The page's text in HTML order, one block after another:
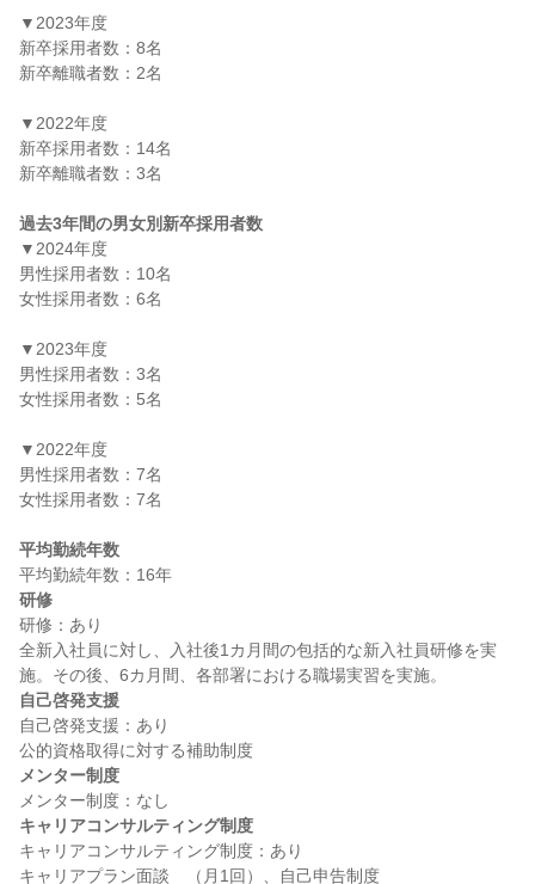
▼2023年度
新卒採用者数：8名
新卒離職者数：2名
▼2022年度
新卒採用者数：14名
新卒離職者数：3名
過去3年間の男女別新卒採用者数
▼2024年度
男性採用者数：10名
女性採用者数：6名
▼2023年度
男性採用者数：3名
女性採用者数：5名
▼2022年度
男性採用者数：7名
女性採用者数：7名
平均勤続年数
研修
研修：あり
全新入社員に対し、入社後1カ月間の包括的な新入社員研修を実
自己啓発支援
自己啓発支援：あり
メンター制度
キャリアコンサルティング制度
キャリアコンサルティング制度：あり